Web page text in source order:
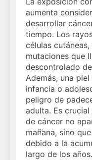
aumenta
desarrollar
tiempo. Los
células
mutaciones que
descontrolado
Además, una
infancia o
peligro de
adulta. Es
de cáncer no
mañana, sino
debido a la
largo de los años.